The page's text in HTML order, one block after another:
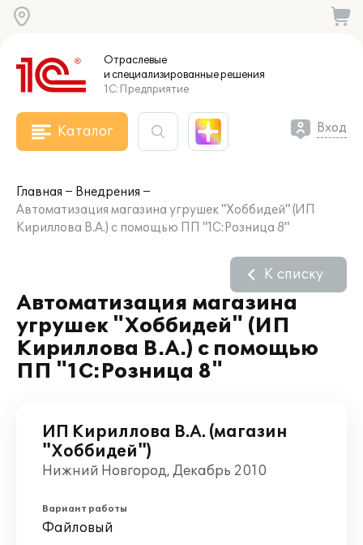
Отраслевые
и специализированныерешения
1С:Предприятие
Каталог Вход
Главная
Внедрения
Автоматизация магазина угрушек "Хоббидей" (ИП
Кириллова В.А.) с помощью ПП "1С:Розница 8"
Автоматизация магазина
угрушек "Хоббидей" (ИП
Кириллова В.А.) с помощью
ПП "1С:Розница 8"
К списку
ИП Кириллова В.А. (магазин
"Хоббидей")
Нижний Новгород, Декабрь 2010
Вариант работы
Файловый